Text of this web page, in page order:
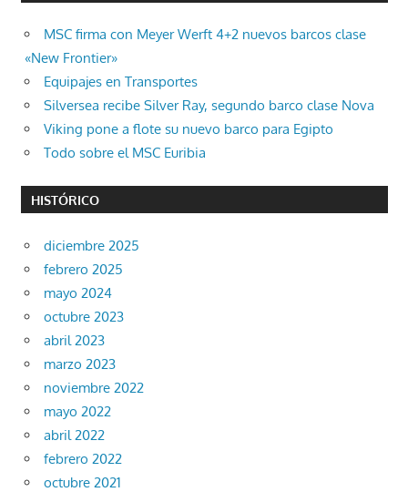
MSC firma con Meyer Werft 4+2 nuevos barcos clase
«New Frontier»
Equipajes en Transportes
Silversea recibe Silver Ray, segundo barco clase Nova
Viking pone a flote su nuevo barco para Egipto
Todo sobre el MSC Euribia
HISTÓRICO
diciembre 2025
febrero 2025
mayo 2024
octubre 2023
abril 2023
marzo 2023
noviembre 2022
mayo 2022
abril 2022
febrero 2022
octubre 2021